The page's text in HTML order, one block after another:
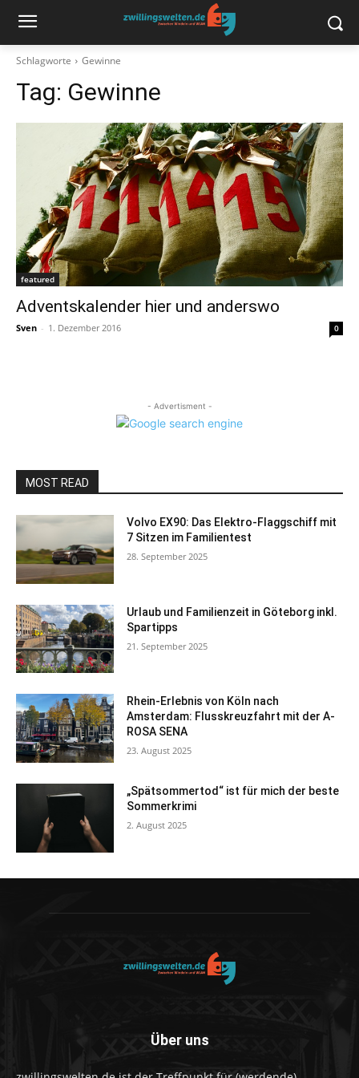
Schlagworte Gewinne
Tag: Gewinne
featured
Adventskalender hier und anderswo
Sven - 1. Dezember 2016 0
- Advertisment -
MOST READ
Volvo EX90: Das Elektro-Flaggschiff mit
7 Sitzen im Familientest
28. September 2025
Urlaub und Familienzeit in Göteborg inkl.
Spartipps
21. September 2025
Rhein-Erlebnis von Köln nach
Amsterdam: Flusskreuzfahrt mit der A-
ROSA SENA
23. August 2025
„Spätsommertod“ ist für mich der beste
Sommerkrimi
2. August 2025
Über uns